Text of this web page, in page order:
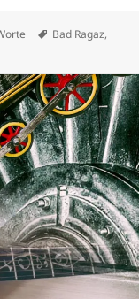
Tags
Bad Ragaz,